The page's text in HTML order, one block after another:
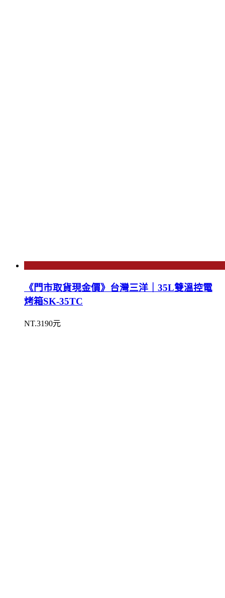
《門市取貨現金價》台灣三洋｜35L雙溫控電
烤箱SK-35TC
NT.3190元